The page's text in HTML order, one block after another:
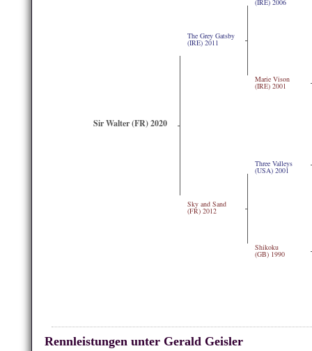
Sir Walter (FR) 2020
The Grey Gatsby
(IRE) 2011
(IRE) 2006
Marie Vison
(IRE) 2001
Sky and Sand
(FR) 2012
Three Valleys
(USA) 2001
Shikoku
(GB) 1990
Rennleistungen unter Gerald Geisler